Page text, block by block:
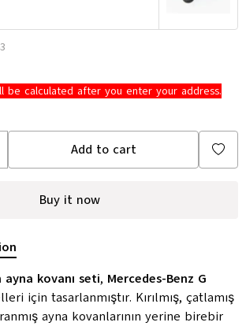
be calculated after you enter your address.
Add to cart
Buy it now
kovanı seti, Mercedes-Benz G
için tasarlanmıştır. Kırılmış, çatlamış
ayna kovanlarının yerine birebir